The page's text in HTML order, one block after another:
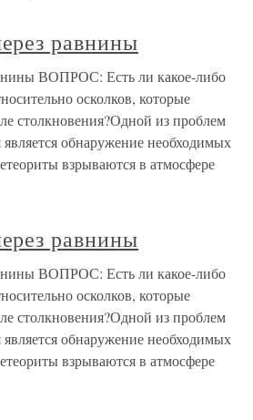
равнины
ВОПРОС: Есть ли какое-либо
осколков, которые
столкновения?Одной из проблем
обнаружение необходимых
взрываются в атмосфере
равнины
ВОПРОС: Есть ли какое-либо
осколков, которые
столкновения?Одной из проблем
обнаружение необходимых
взрываются в атмосфере